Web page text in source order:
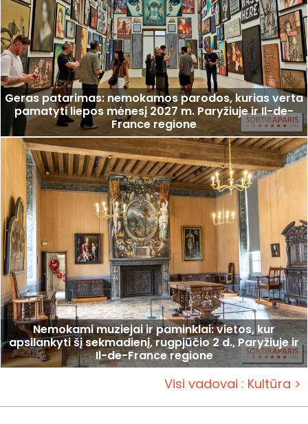
Geras patarimas: nemokamos parodos, kurias verta
pamatyti liepos mėnesį 2027 m. Paryžiuje ir Il-de-
France regione
Nemokami muziejai ir paminklai: vietos, kur
apsilankyti šį sekmadienį, rugpjūčio 2 d., Paryžiuje ir
Il-de-France regione
Visi vadovai : Kultūra >